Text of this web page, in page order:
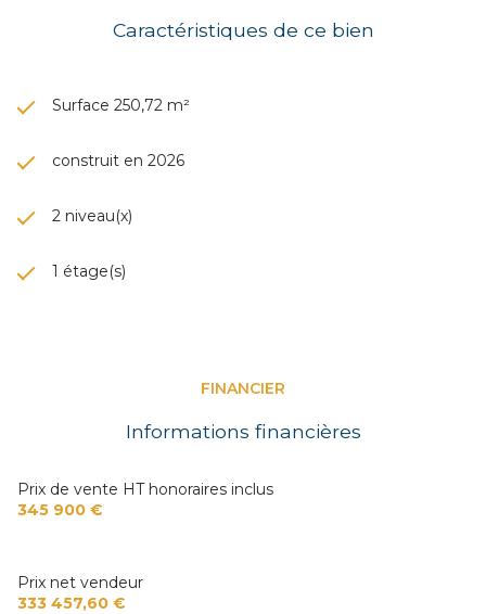
Caractéristiques de ce bien
Surface 250,72 m²
construit en 2026
2 niveau(x)
1 étage(s)
FINANCIER
Informations financières
Prix de vente HT honoraires inclus
345 900 €
Prix net vendeur
333 457,60 €